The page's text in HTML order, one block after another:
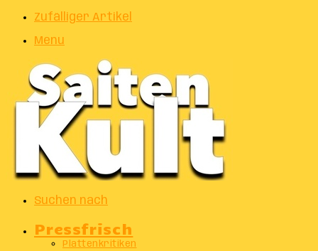
Zufälliger Artikel
Menu
Suchen nach
Pressfrisch
Plattenkritiken